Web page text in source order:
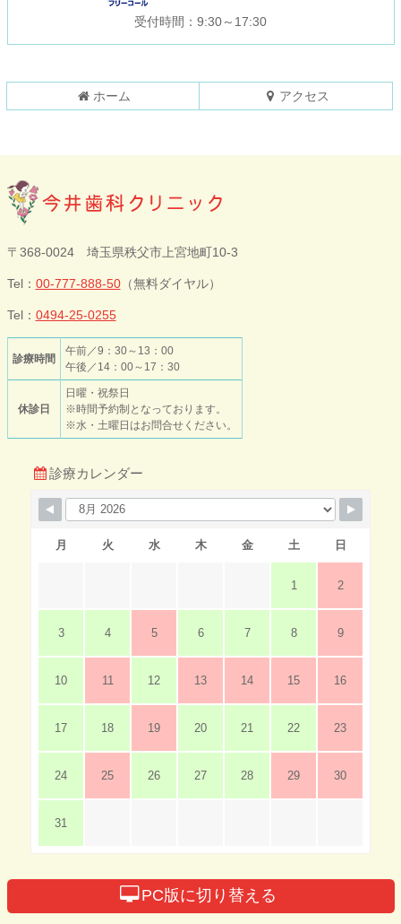
る
受付時間：9:30～17:30
ホーム アクセス
今井歯科クリニ
ック
〒368-0024 埼玉県秩父市上宮地町10-3
Tel： 00-777-888-50（無料ダイヤル）
Tel： 0494-25-0255
診療時間
午前／9：30～13：00
午後／14：00～17：30
休診日
日曜・祝祭日
※時間予約制となっております。
※水・土曜日はお問合せください。
診療カレンダー
月 火 水 木 金 土 日
1 2
3 4 5 6 7 8 9
10 11 12 13 14 15 16
17 18 19 20 21 22 23
24 25 26 27 28 29 30
31
PC版に切り替える